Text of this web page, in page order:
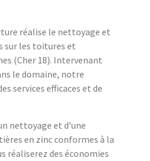
réalise le nettoyage et
sur les toitures et
(Cher 18). Intervenant
le domaine, notre
services efficaces et de
nettoyage et d’une
en zinc conformes à la
réaliserez des économies